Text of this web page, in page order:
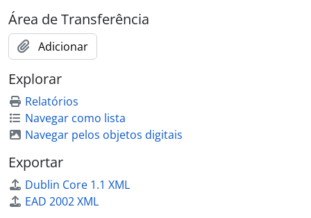
Área de Transferência
Adicionar
Explorar
Relatórios
Navegar como lista
Navegar pelos objetos digitais
Exportar
Dublin Core 1.1 XML
EAD 2002 XML